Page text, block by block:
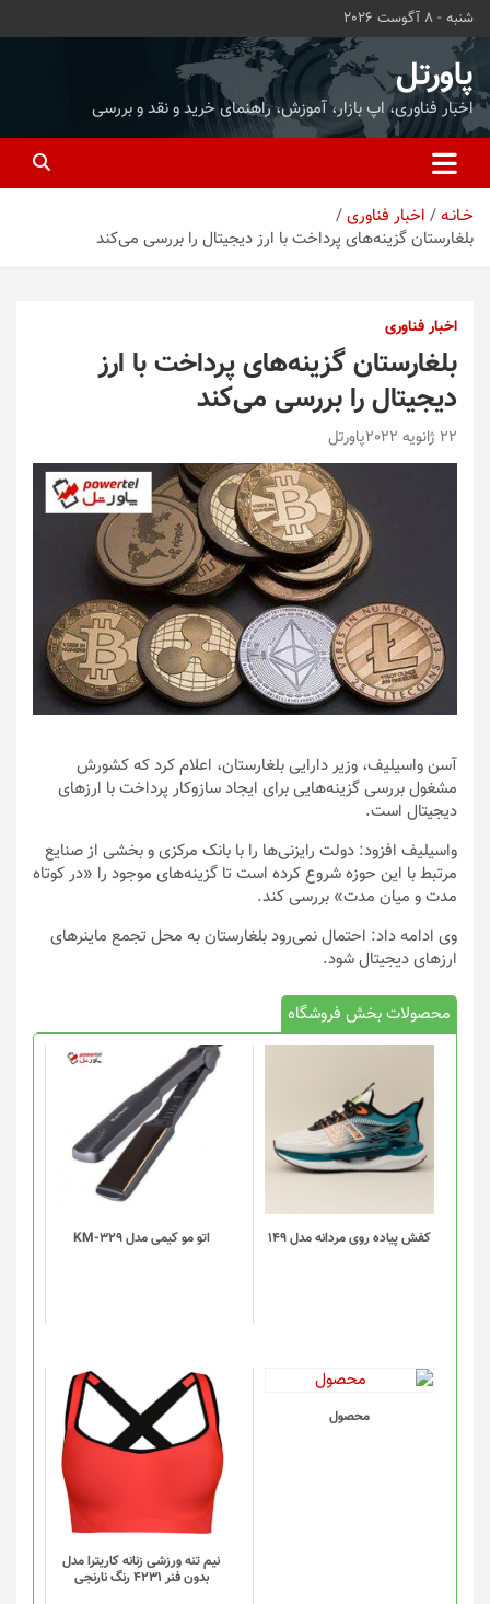
محتوا
بروید
شنبه - 8 آگوست 2026
پاورتل
اخبار فناوری، اپ بازار، آموزش، راهنمای خرید و نقد و بررسی
خـانـه
اخبار فناوری
بلغارستان گزینه‌های پرداخت با ارز دیجیتال را بررسی می‌کند
اخبار فناوری
بلغارستان گزینه‌های پرداخت با ارز
دیجیتال را بررسی می‌کند
22 ژانویه 2022 پاورتل
آسن واسیلیف، وزیر دارایی بلغارستان، اعلام کرد که کشورش
مشغول بررسی گزینه‌هایی برای ایجاد سازوکار پرداخت با ارزهای
دیجیتال است.
واسیلیف افزود: دولت رایزنی‌ها را با بانک مرکزی و بخشی از صنایع
مرتبط با این حوزه شروع کرده است تا گزینه‌های موجود را «در کوتاه
مدت و میان مدت» بررسی کند.
وی ادامه داد: احتمال نمی‌رود بلغارستان به محل تجمع ماینرهای
ارزهای دیجیتال شود.
محصولات بخش فروشگاه
کفش پیاده روی مردانه مدل 149
محصول
دارای
انواع
مختلفی
باشد.
گزینه
محصول
شوند
اتو مو کیمی مدل KM-329
محصول
نیم تنه ورزشی زنانه کاریترا مدل
بدون فنر 4231 رنگ نارنجی
این
محصول
دارای
باشد.
گزینه
ها